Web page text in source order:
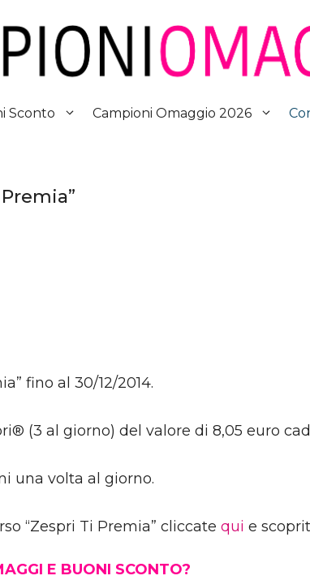
Sconto Campioni Omaggio 2026
fino al 30/12/2014.
(3 al giorno) del valore di 8,05 euro
una volta al giorno.
“Zespri Ti Premia” cliccate qui e
E BUONI SCONTO?